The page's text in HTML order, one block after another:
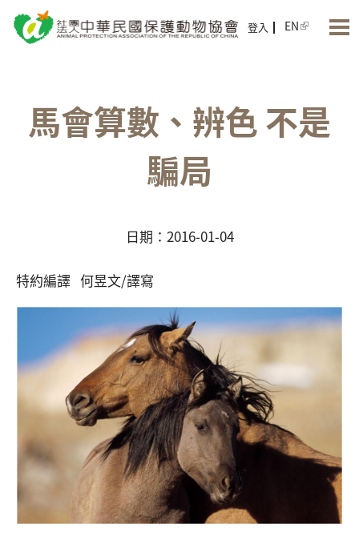
登入 EN
馬會算數、辨色 不是
騙局
日期：2016-01-04
特約編譯 何昱文/譯寫